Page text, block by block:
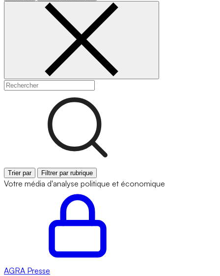
Trier par Filtrer par rubrique
Votre média d'analyse politique et économique
AGRA Presse